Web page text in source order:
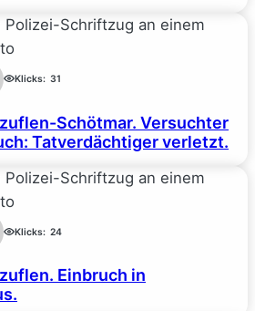
Klicks: 31
Schötmar. Versuchter
Tatverdächtiger verletzt.
Klicks: 24
Einbruch in